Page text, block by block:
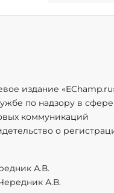
издание
по надзору в сфере
коммуникаций
о
А.В.
А.В.